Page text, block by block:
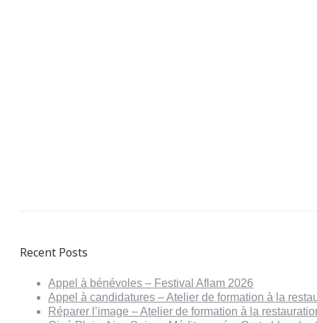
Recent Posts
Appel à bénévoles – Festival Aflam 2026
Appel à candidatures – Atelier de formation à la
Réparer l’image – Atelier de formation à la